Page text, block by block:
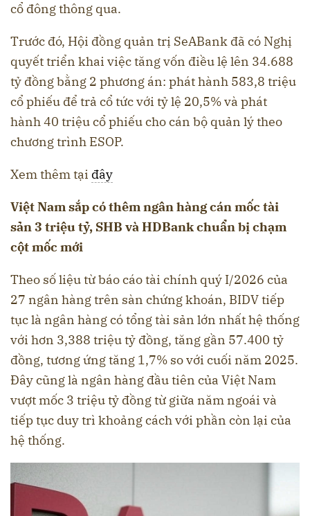
cổ đông thông qua.
Trước đó, Hội đồng quản trị SeABank đã có Nghị
quyết triển khai việc tăng vốn điều lệ lên 34.688
tỷ đồng bằng 2 phương án: phát hành 583,8 triệu
cổ phiếu để trả cổ tức với tỷ lệ 20,5% và phát
hành 40 triệu cổ phiếu cho cán bộ quản lý theo
chương trình ESOP.
Xem thêm tại đây
Việt Nam sắp có thêm ngân hàng cán mốc tài
sản 3 triệu tỷ, SHB và HDBank chuẩn bị chạm
cột mốc mới
Theo số liệu từ báo cáo tài chính quý I/2026 của
27 ngân hàng trên sàn chứng khoán, BIDV tiếp
tục là ngân hàng có tổng tài sản lớn nhất hệ thống
với hơn 3,388 triệu tỷ đồng, tăng gần 57.400 tỷ
đồng, tương ứng tăng 1,7% so với cuối năm 2025.
Đây cũng là ngân hàng đầu tiên của Việt Nam
vượt mốc 3 triệu tỷ đồng từ giữa năm ngoái và
tiếp tục duy trì khoảng cách với phần còn lại của
hệ thống.